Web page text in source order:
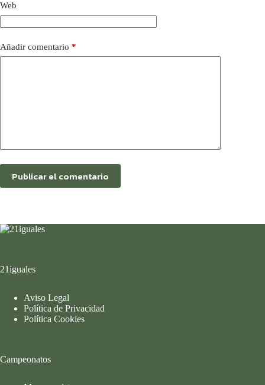
Web
Añadir comentario *
Publicar el comentario
21iguales
Aviso Legal
Política de Privacidad
Política Cookies
Campeonatos